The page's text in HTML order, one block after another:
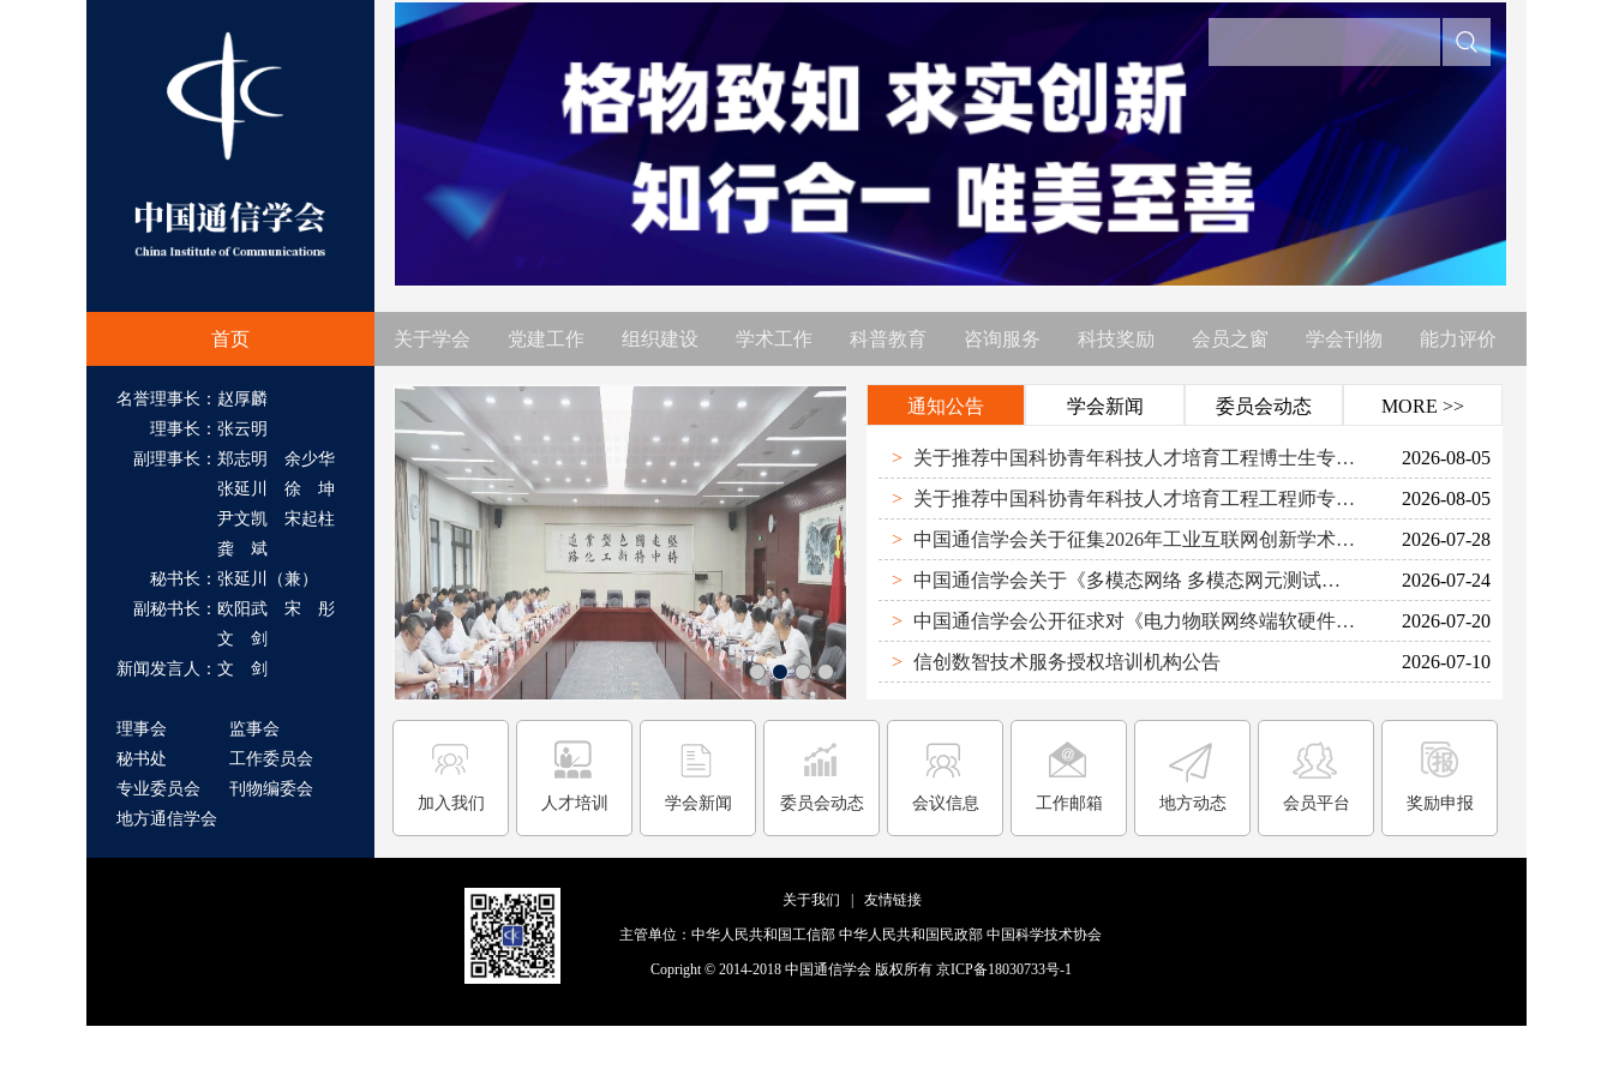
首页 关于学会 党建工作 组织建设 学术工作 科普教育 咨询服务 科技奖励 会员之窗 学会刊物 能力评价
名誉理事长：赵厚麟
理事长：张云明
副理事长：郑志明 余少华
张延川 徐 坤
尹文凯 宋起柱
龚 斌
秘书长：张延川（兼）
副秘书长：欧阳武 宋 彤
文 剑
新闻发言人：文 剑
理事会
监事会
秘书处
工作委员会
专业委员会
刊物编委会
地方通信学会
通知公告 学会新闻 委员会动态 MORE >>
> 关于推荐中国科协青年科技人才培育工程博士生专项计划人选的通知
2026-08-05
>
关于推荐中国科协青年科技人才培育工程工程师专项计划人选的通知
2026-08-05
>
中国通信学会关于征集2026年工业互联网创新学术大会专题论坛的通知
2026-07-28
>
中国通信学会关于《多模态网络 多模态网元测试方法》等26项团体标准拟立项的公示
2026-07-24
>
中国通信学会公开征求对《电力物联网终端软硬件与操作系统兼容性技术要求》 等6项团体标准（征求意见稿）的意见
2026-07-20
> 信创数智技术服务授权培训机构公告 2026-07-10
加入我们 人才培训 学会新闻 委员会动态 会议信息 工作邮箱 地方动态 会员平台 奖励申报
关于我们 友情链接
主管单位： 中华人民共和国工信部 中华人民共和国民政部 中国科学技术协会
Copright © 2014-2018 中国通信学会 版权所有 京ICP备18030733号-1